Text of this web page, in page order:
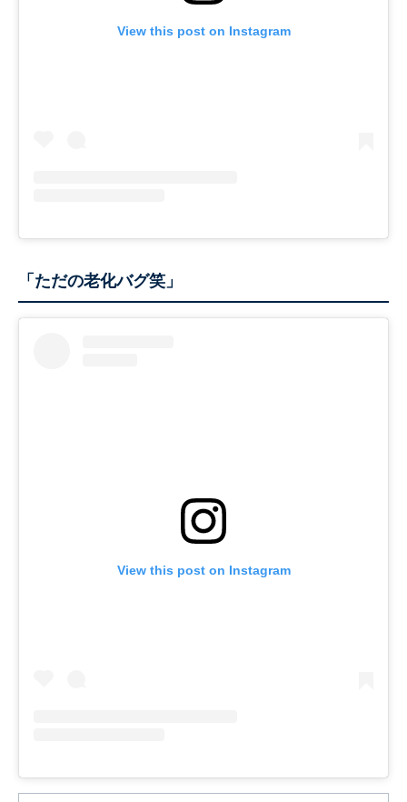
View this post on Instagram
「ただの老化バグ笑」
View this post on Instagram